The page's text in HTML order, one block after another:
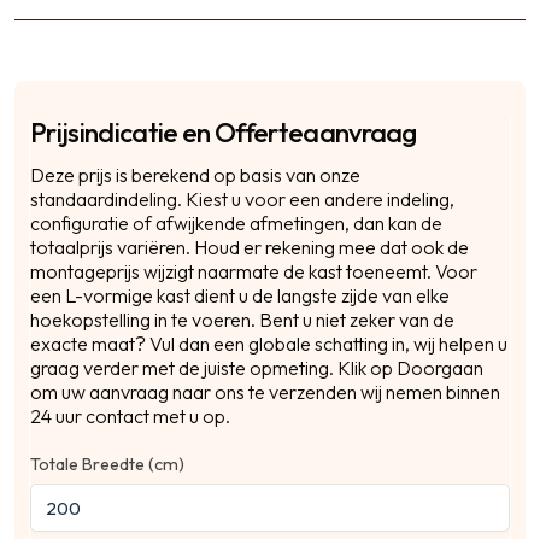
Prijsindicatie en Offerteaanvraag
Deze prijs is berekend op basis van onze
standaardindeling. Kiest u voor een andere indeling,
configuratie of afwijkende afmetingen, dan kan de
totaalprijs variëren. Houd er rekening mee dat ook de
montageprijs wijzigt naarmate de kast toeneemt. Voor
een L-vormige kast dient u de langste zijde van elke
hoekopstelling in te voeren. Bent u niet zeker van de
exacte maat? Vul dan een globale schatting in, wij helpen u
graag verder met de juiste opmeting. Klik op Doorgaan
om uw aanvraag naar ons te verzenden wij nemen binnen
24 uur contact met u op.
Totale Breedte (cm)